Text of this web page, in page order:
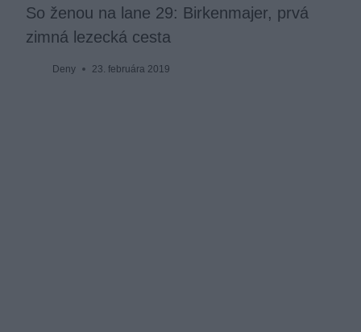
So ženou na lane 29: Birkenmajer, prvá
zimná lezecká cesta
Deny 23. februára 2019